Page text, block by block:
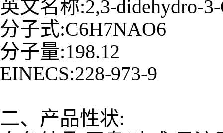
英文名称:2,3-didehydro-
分子式:C6H7NAO6
分子量:198.12
EINECS:228-973-9
二、产品性状: